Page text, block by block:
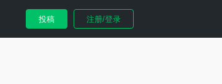
投稿 注册/登录